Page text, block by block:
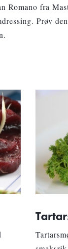
Romano fra
Prøv